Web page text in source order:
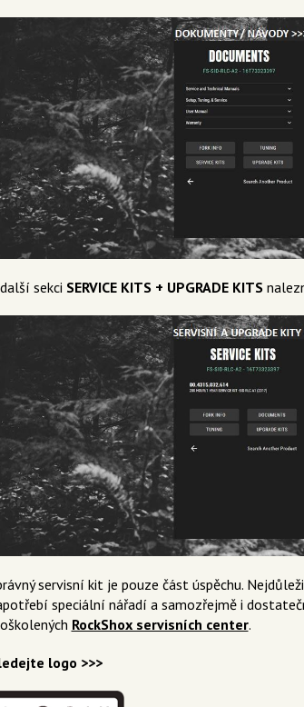
sekci SERVICE KITS + UPGRADE KITS
servisní kit je pouze část úspěchu.
speciální nářadí a samozřejmě i
RockShox servisních center.
logo >>>